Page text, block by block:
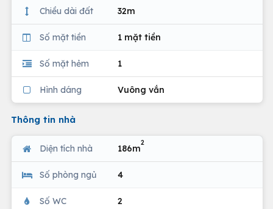
Chiều dài đất 32m
Số mặt tiền 1 mặt tiền
Số mặt hẻm 1
Hình dáng Vuông vắn
Thông tin nhà
Diện tích nhà 186m
2
Số phòng ngủ 4
Số WC 2